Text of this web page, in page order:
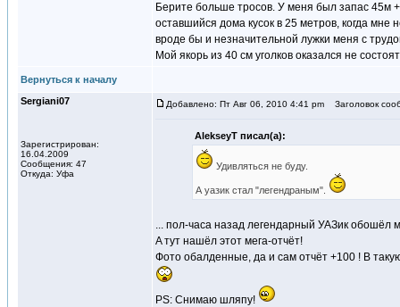
Берите больше тросов. У меня был запас 45м
оставшийся дома кусок в 25 метров, когда
вроде бы и незначительной лужки меня с
Мой якорь из 40 см уголков оказался не
Вернуться к началу
Sergiani07
Зарегистрирован:
16.04.2009
Сообщения: 47
Откуда: Уфа
Добавлено: Пт Авг 06, 2010 4:41 pm Заголовок
AlekseyT писал(а):
Удивляться не буду.
А уазик стал "легендраным".
... пол-часа назад легендарный УАЗик обошёл
A тут нашёл этот мега-отчёт!
Фото обалденные, да и сам отчёт +100 ! В
PS: Снимаю шляпу!